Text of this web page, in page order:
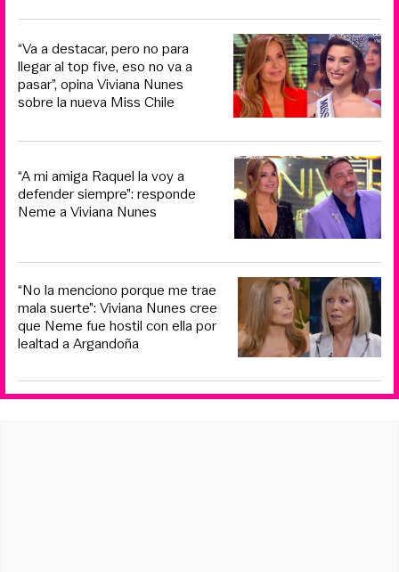
“Va a destacar, pero no para
llegar al top five, eso no va a
pasar”, opina Viviana Nunes
sobre la nueva Miss Chile
“A mi amiga Raquel la voy a
defender siempre”: responde
Neme a Viviana Nunes
“No la menciono porque me trae
mala suerte”: Viviana Nunes cree
que Neme fue hostil con ella por
lealtad a Argandoña